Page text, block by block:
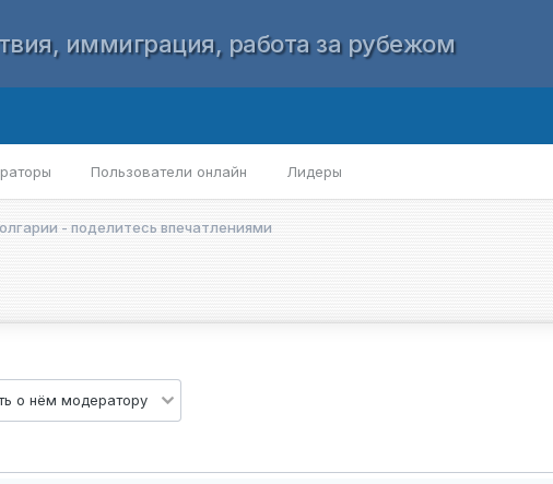
иммиграция, работа за рубежом
Пользователи онлайн Лидеры
- поделитесь впечатлениями